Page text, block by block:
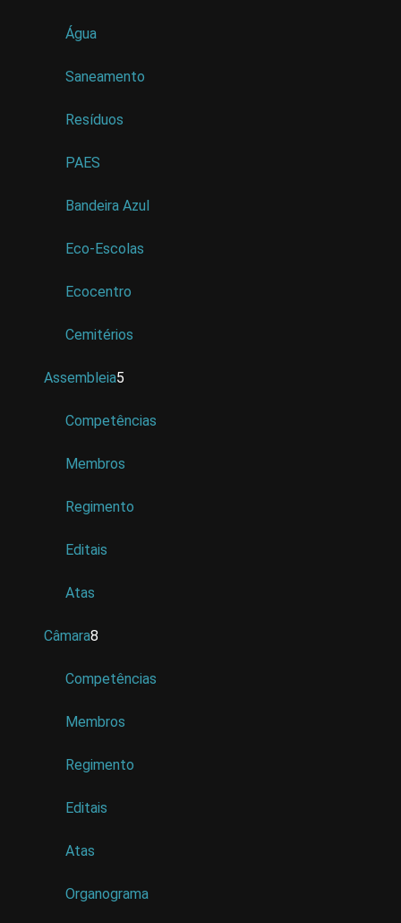
Água
Saneamento
Resíduos
PAES
Bandeira Azul
Eco-Escolas
Ecocentro
Cemitérios
Assembleia5
Competências
Membros
Regimento
Editais
Atas
Câmara8
Competências
Membros
Regimento
Editais
Atas
Organograma